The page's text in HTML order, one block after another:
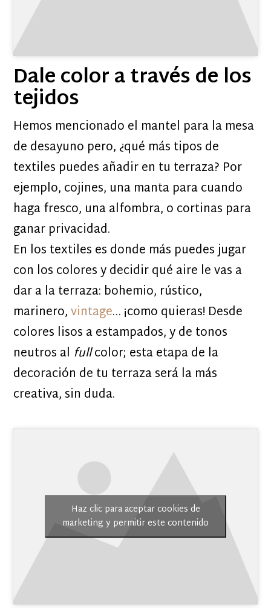
Dale color a través de los
tejidos
Hemos mencionado el mantel para la mesa
de desayuno pero, ¿qué más tipos de
textiles puedes añadir en tu terraza? Por
ejemplo, cojines, una manta para cuando
haga fresco, una alfombra, o cortinas para
ganar privacidad.
En los textiles es donde más puedes jugar
con los colores y decidir qué aire le vas a
dar a la terraza: bohemio, rústico,
marinero,vintage… ¡como quieras! Desde
colores lisos a estampados, y de tonos
neutros al fullcolor; esta etapa de la
decoración de tu terraza será la más
creativa, sin duda.
Haz clic para aceptar cookies de
marketing y permitir este contenido